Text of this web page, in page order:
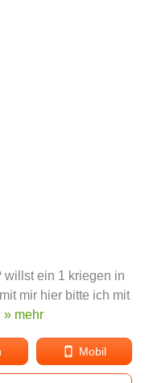
willst ein 1 kriegen in
mir hier bitte ich mit
» mehr
Mobil